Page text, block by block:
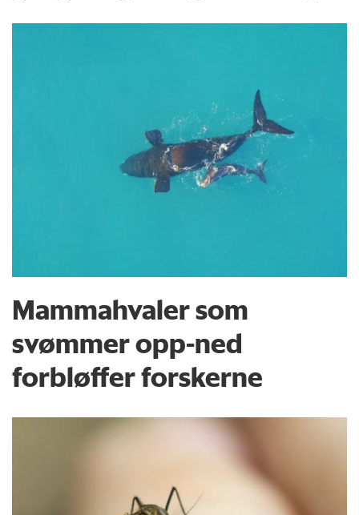
Mammahvaler som
svømmer opp-ned
forbløffer forskerne